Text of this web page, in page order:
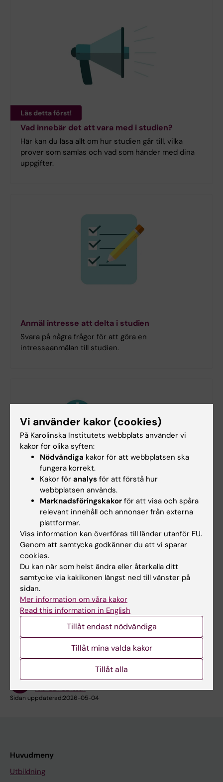
Läs detta först!
Vad innebär det att vara med i studien?
Här kan du läsa allt om hur studien går till, vilka
prover som samlas och vad som händer med dina
uppgifter.
Anmäl intresse att delta i studien
Svara på några frågor för att göra en
intresseanmälan till studien.
Har du frågor?
Du är välkommen att ringa eller sms:a studiens
kontaktsjuksköterska.
Denna studie är en del av PREDEM.
PREDEM – en innovationsmiljö för
demensprevention
Innehållsgranskare:
Axel Carl Carlsson
Sidan uppdaterad:2026-05-04
Huvudmeny
Utbildning
Vi använder kakor (cookies)
På Karolinska Institutets webbplats använder vi
kakor för olika syften:
Nödvändiga kakor för att webbplatsen ska
fungera korrekt.
Kakor för analys för att förstå hur
webbplatsen används.
Marknadsföringskakor för att visa och spåra
relevant innehåll och annonser från externa
plattformar.
Viss information kan överföras till länder utanför EU.
Genom att samtycka godkänner du att vi sparar
cookies.
Du kan när som helst ändra eller återkalla ditt
samtycke via kakikonen längst ned till vänster på
sidan.
Mer information om våra kakor
Read this information in English
Tillåt endast nödvändiga
Tillåt mina valda kakor
Tillåt alla